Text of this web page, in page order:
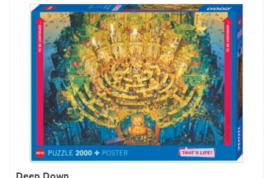
Deep Down